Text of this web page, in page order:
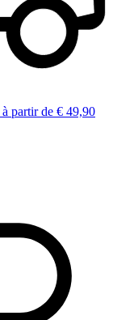
à partir de € 49,90